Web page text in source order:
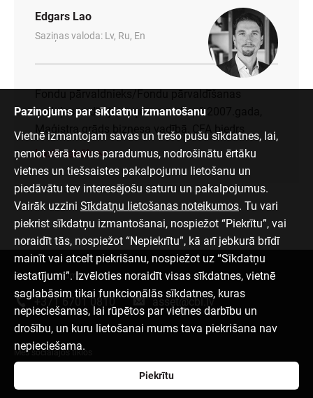
Edgars Lao
Saziņas valoda: Lv, Ru, En
nodaļas vadītājs, uzņēmumā kopš 2007.gada,
Maģistra grāds biznesa vadībā, CFA biedrs
Lasīt vairāk
Paziņojums par sīkdatņu izmantošanu
Vietnē izmantojam savas un trešo pušu sīkdatnes, lai,
ņemot vērā tavus paradumus, nodrošinātu ērtāku
vietnes un tiešsaistes pakalpojumu lietošanu un
piedāvātu tev interesējošu saturu un pakalpojumus.
Vairāk uzzini Sīkdatņu lietošanas noteikumos. Tu vari
piekrist sīkdatņu izmantošanai, nospiežot “Piekrītu”, vai
noraidīt tās, nospiežot “Nepiekrītu”, kā arī jebkurā brīdī
mainīt vai atcelt piekrišanu, nospiežot uz “Sīkdatņu
iestatījumi”. Izvēloties noraidīt visas sīkdatnes, vietnē
saglabāsim tikai funkcionālās sīkdatnes, kuras
nepieciešamas, lai rūpētos par vietnes darbību un
drošību, un kuru lietošanai mums tava piekrišana nav
nepieciešama.
Piekrītu
Sazinies ar mums
+371 6701 0810 asset@cbl.lv
Mēs sociālajos tīklos